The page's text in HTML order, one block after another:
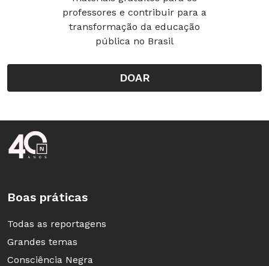
professores e contribuir para a
transformação da educação
pública no Brasil
DOAR
Rodapé da Nova Escola
Boas práticas
Todas as reportagens
Grandes temas
Consciência Negra